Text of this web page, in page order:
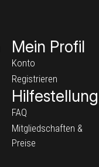
Mein Profil
Konto
Registrieren
Hilfestellung
FAQ
Mitgliedschaften &
Preise